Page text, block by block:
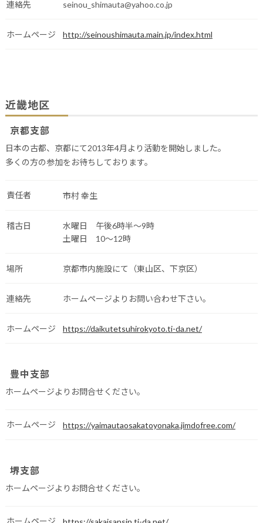
連絡先 seinou_shimauta@yahoo.co.jp
ホームページ http://seinoushimauta.main.jp/index.html
近畿地区
京都支部
日本の古都、京都にて2013年4月より活動を開始しました。
多くの方の参加をお待ちしております。
責任者 市村 幸生
稽古日
水曜日 午後6時半～9時
土曜日 10～12時
場所 京都市内施設にて（東山区、下京区）
連絡先 ホームページよりお問い合わせ下さい。
ホームページ https://daikutetsuhirokyoto.ti-da.net/
豊中支部
ホームページよりお問合せください。
ホームページ https://yaimautaosakatoyonaka.jimdofree.com/
堺支部
ホームページよりお問合せください。
ホームページ